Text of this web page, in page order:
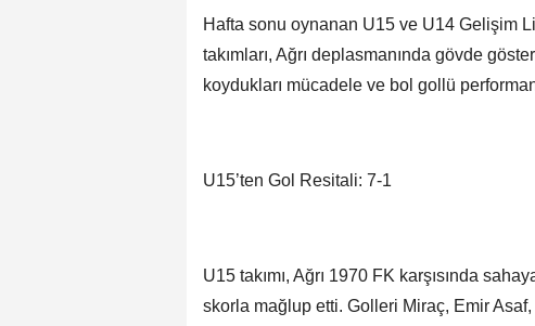
Hafta sonu oynanan U15 ve U14 Gelişim
takımları, Ağrı deplasmanında gövde
koydukları mücadele ve bol gollü
U15’ten Gol Resitali: 7-1
U15 takımı, Ağrı 1970 FK karşısında
skorla mağlup etti. Golleri Miraç, Emir